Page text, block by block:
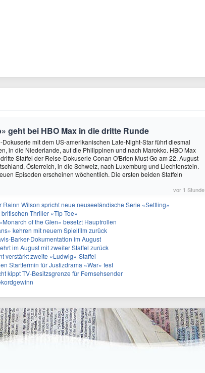
geht bei HBO Max in die dritte Runde
Dokuserie mit dem US-amerikanischen Late-Night-Star führt diesmal
in die Niederlande, auf die Philippinen und nach Marokko. HBO Max
Staffel der Reise-Dokuserie Conan O'Brien Must Go am 22. August
Österreich, in die Schweiz, nach Luxemburg und Liechtenstein.
Episoden erscheinen wöchentlich. Die ersten beiden Staffeln
vor 1 Stunde
Rainn Wilson spricht neue neuseeländische Serie «Settling»
Thriller «Tip Toe»
of the Glen» besetzt Hauptrollen
kehren mit neuem Spielfilm zurück
Barker-Dokumentation im August
im August mit zweiter Staffel zurück
verstärkt zweite «Ludwig»-Staffel
Starttermin für Justizdrama «War» fest
kippt TV-Besitzsgrenze für Fernsehsender